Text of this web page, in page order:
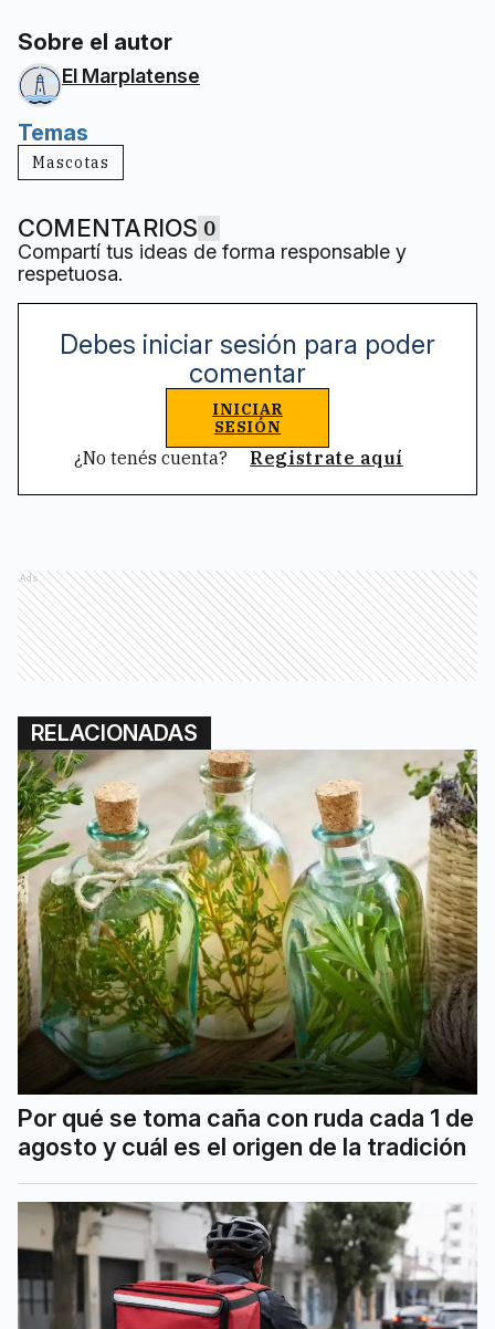
Sobre el autor
El Marplatense
Temas
Mascotas
COMENTARIOS 0
Compartí tus ideas de forma responsable y
respetuosa.
Debes iniciar sesión para poder
comentar
INICIAR
SESIÓN
¿No tenés cuenta? Registrate aquí
Ads
RELACIONADAS
Por qué se toma caña con ruda cada 1 de
agosto y cuál es el origen de la tradición